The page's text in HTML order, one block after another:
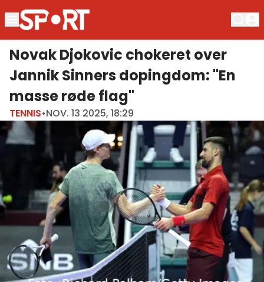
Novak Djokovic chokeret over
Jannik Sinners dopingdom: "En
masse røde flag"
TENNIS•NOV. 13 2025, 18:29